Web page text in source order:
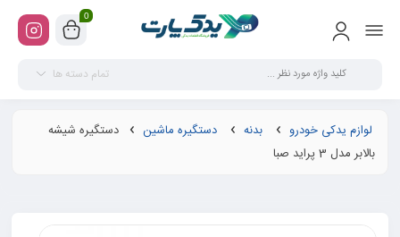
0
تمام دسته ها
لوازم یدکی خودرو بدنه دستگیره ماشین
دستگیره شیشه
بالابر مدل 3 پراید صبا